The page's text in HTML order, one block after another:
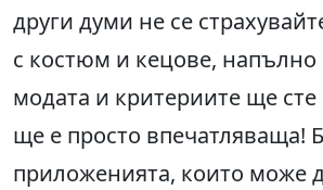
други думи не се
с костюм и кецове, напълно
модата и критериите ще
ще е просто впечатляваща!
приложенията, които може